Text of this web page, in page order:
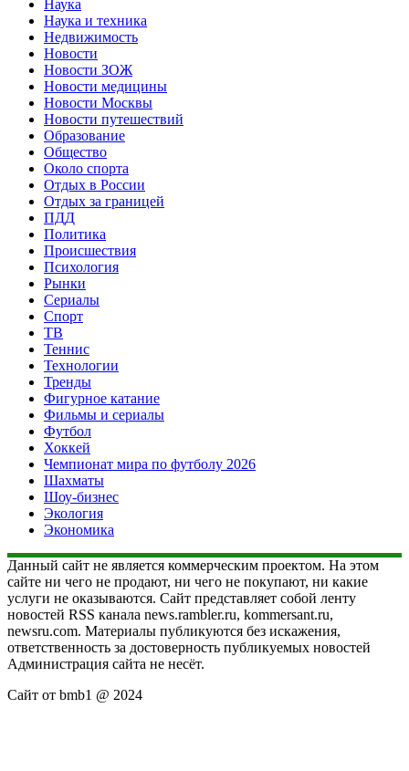
Наука
Наука и техника
Недвижимость
Новости
Новости ЗОЖ
Новости медицины
Новости Москвы
Новости путешествий
Образование
Общество
Около спорта
Отдых в России
Отдых за границей
ПДД
Политика
Происшествия
Психология
Рынки
Сериалы
Спорт
ТВ
Теннис
Технологии
Тренды
Фигурное катание
Фильмы и сериалы
Футбол
Хоккей
Чемпионат мира по футболу 2026
Шахматы
Шоу-бизнес
Экология
Экономика
Данный сайт не является коммерческим проектом. На этом
сайте ни чего не продают, ни чего не покупают, ни какие
услуги не оказываются. Сайт представляет собой ленту
новостей RSS канала news.rambler.ru, kommersant.ru,
newsru.com. Материалы публикуются без искажения,
ответственность за достоверность публикуемых новостей
Администрация сайта не несёт.
Сайт от bmb1 @ 2024